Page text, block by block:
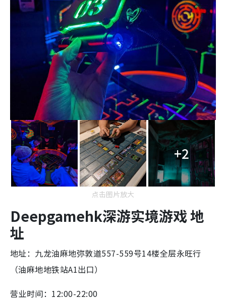
+2
点击图片放大
Deepgamehk深游实境游戏 地
址
地址： 九龙油麻地弥敦道557-559号14楼全层永旺行
（油麻地地铁站A1出口）
营业时间：12:00-22:00